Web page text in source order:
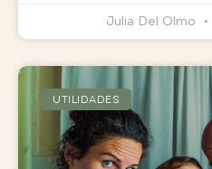
Julia Del Olmo
UTILIDADES